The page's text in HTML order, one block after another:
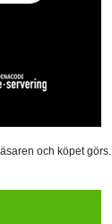
och köpet görs.